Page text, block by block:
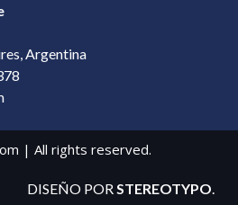
Argentina
| All rights reserved.
DISEÑO PORSTEREOTYPO.